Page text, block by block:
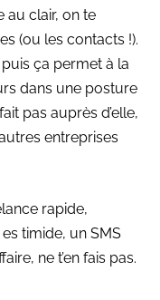
au clair, on te
(ou les contacts !).
ça permet à la
dans une posture
pas auprès d’elle,
entreprises
rapide,
timide, un SMS
ne t’en fais pas.